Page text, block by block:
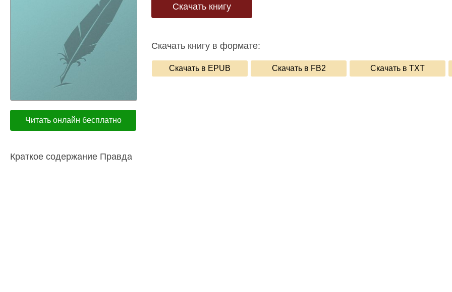
Читать онлайн бесплатно
Скачать книгу
Скачать книгу в формате:
Скачать в EPUB Скачать в FB2 Скачать в TXT
Краткое содержание Правда